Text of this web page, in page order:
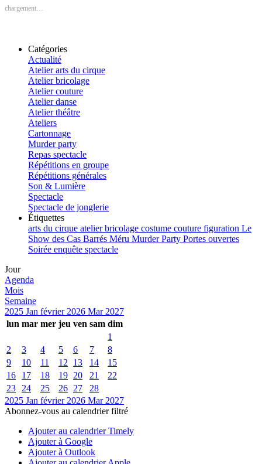
chargement…
Catégories
Actualité
Atelier arts du cirque
Atelier bricolage
Atelier couture
Atelier danse
Atelier théâtre
Ateliers
Cartonnage
Murder party
Repas spectacle
Répétitions en groupe
Répétitions générales
Son & Lumière
Spectacle
Spectacle de jonglerie
Étiquettes
arts du cirque atelierbricolage costume couture figuration Le
Show des Cas Barrés Méru Murder Party Portes ouvertes
Soirée enquête spectacle
Jour
Agenda
Mois
Semaine
2025 Jan février 2026 Mar 2027
lun mar mer jeu ven sam dim
1
2
3 4 5 6 7
8
9
10 11 12 13 14
15
16
17 18 19 20 21
22
23
24 25 26 27
28
2025 Jan février 2026 Mar 2027
Abonnez-vous au calendrier filtré
Ajouter au calendrier Timely
Ajouter à Google
Ajouter à Outlook